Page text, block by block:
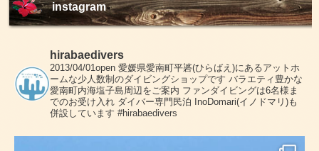
instagram
hirabaedivers
2013/04/01open 愛媛県愛南町平碆(ひらばえ)にあるアットホ
ームな少人数制のダイビングショップです バラエティ豊かな
愛南町内海塩子島周辺をご案内 ファンダイビングは6名様ま
でのお受け入れ ダイバー専門民泊 InoDomari(イノドマリ)も
併設しています #hirabaedivers